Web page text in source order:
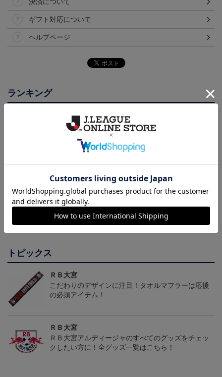
ギフト対応について
ヘルプページ
ランキング
【選手名・背番号入り】
2026/27オーセンティッ
クユニフォーム（フィー
ルド1st）
会員特典
2026/27オーセンティッ
ルド1st）
19,800円
クユニフォーム（フィー
ルド2nd）
19,800円
トピックス
ＲＢ大宮
こだわりのデザインに注目！タオルマフラーは応援
の必須アイテム！
ＲＢ大宮
ＲＢ大宮アルディージャのすべてのグッズをチェッ
クしたい方に！全グッズ一覧はこちら！